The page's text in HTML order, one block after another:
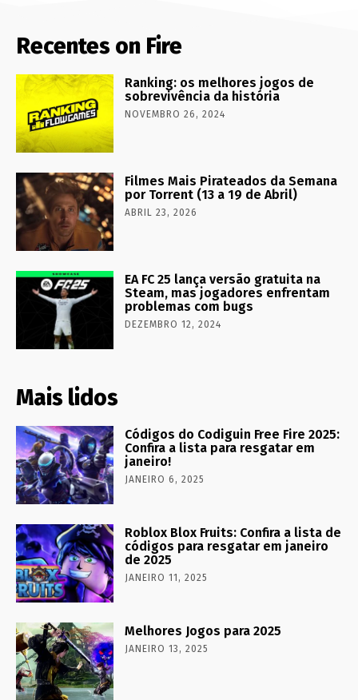
Recentes on Fire
Ranking: os melhores jogos de
sobrevivência da história
NOVEMBRO 26, 2024
Filmes Mais Pirateados da Semana
por Torrent (13 a 19 de Abril)
ABRIL 23, 2026
EA FC 25 lança versão gratuita na
Steam, mas jogadores enfrentam
problemas com bugs
DEZEMBRO 12, 2024
Mais lidos
Códigos do Codiguin Free Fire 2025:
Confira a lista para resgatar em
janeiro!
JANEIRO 6, 2025
Roblox Blox Fruits: Confira a lista de
códigos para resgatar em janeiro
de 2025
JANEIRO 11, 2025
Melhores Jogos para 2025
JANEIRO 13, 2025